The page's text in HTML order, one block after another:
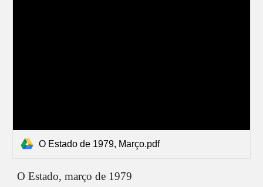
O Estado de 1979, Março.pdf
O Estado,março de 1979